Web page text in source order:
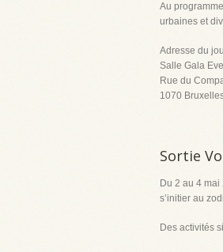
Au
urbaines et
Adresse du
Salle Gala
Rue du
1070
Sortie
Du 2 au 4
s’initier au
Des activités